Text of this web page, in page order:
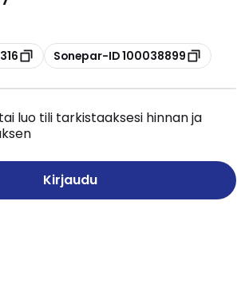
Kopioi
Sonepar-ID 100038899
luo tili tarkistaaksesi hinnan ja
Kirjaudu